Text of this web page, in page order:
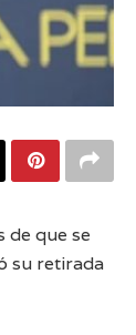
de que se
su retirada